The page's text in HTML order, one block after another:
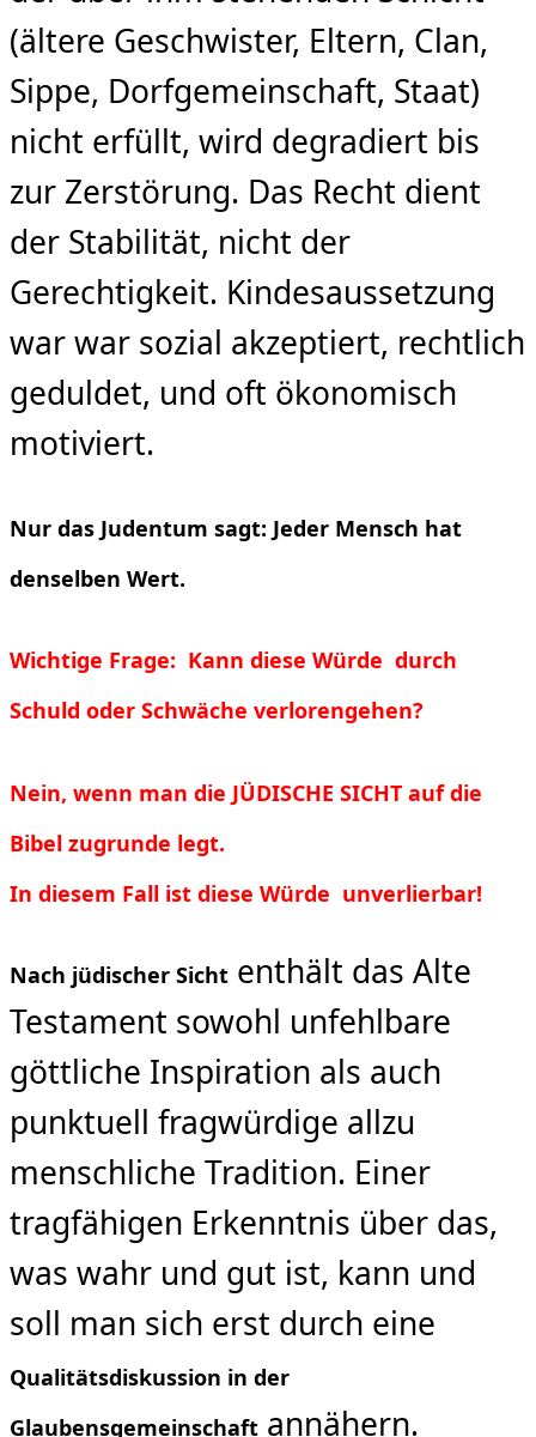
(ältere Geschwister, Eltern, Clan,
Sippe, Dorfgemeinschaft, Staat)
nicht erfüllt, wird degradiert bis
zur Zerstörung. Das Recht dient
der Stabilität, nicht der
Gerechtigkeit. Kindesaussetzung
war war sozial akzeptiert, rechtlich
geduldet, und oft ökonomisch
motiviert.
Nur das Judentum sagt: Jeder Mensch hat
denselben Wert.
Wichtige Frage: Kann diese Würde durch
Schuld oder Schwäche verlorengehen?
Nein, wenn man die JÜDISCHE SICHT auf die
Bibel zugrunde legt.
In diesem Fall ist diese Würde unverlierbar!
Nach jüdischer Sicht enthält das Alte
Testament sowohl unfehlbare
göttliche Inspiration als auch
punktuell fragwürdige allzu
menschliche Tradition. Einer
tragfähigen Erkenntnis über das,
was wahr und gut ist, kann und
soll man sich erst durch eine
Qualitätsdiskussion in der
Glaubensgemeinschaft annähern.